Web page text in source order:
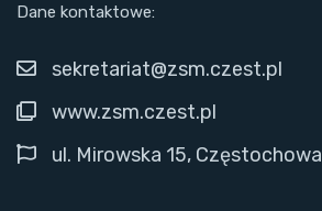
Dane kontaktowe:
sekretariat@zsm.czest.pl
www.zsm.czest.pl
ul. Mirowska 15, Częstochowa